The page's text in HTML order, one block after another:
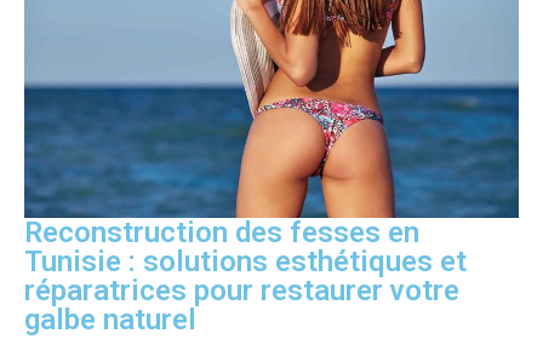
Reconstruction des fesses en
Tunisie : solutions esthétiques et
réparatrices pour restaurer votre
galbe naturel